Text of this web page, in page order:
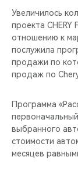
CHERY ДЛЯ
Увеличилось
проекта
отношению к
послужила
продажи по
продаж по Chery
Программа
выбранного
стоимости
месяцев